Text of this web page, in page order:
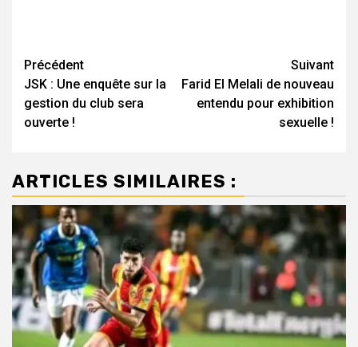
Navigation
d’article
Précédent
JSK : Une enquête sur la
gestion du club sera
ouverte !
Suivant
Farid El Melali de nouveau
entendu pour exhibition
sexuelle !
ARTICLES SIMILAIRES :